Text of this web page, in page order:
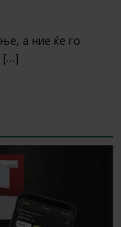
а ние ќе го
[…]